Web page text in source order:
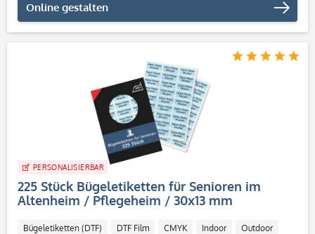
Online gestalten
PERSONALISIERBAR
225 Stück Bügeletiketten für Senioren im
Altenheim / Pflegeheim / 30x13 mm
Bügeletiketten (DTF) DTF Film CMYK Indoor Outdoor